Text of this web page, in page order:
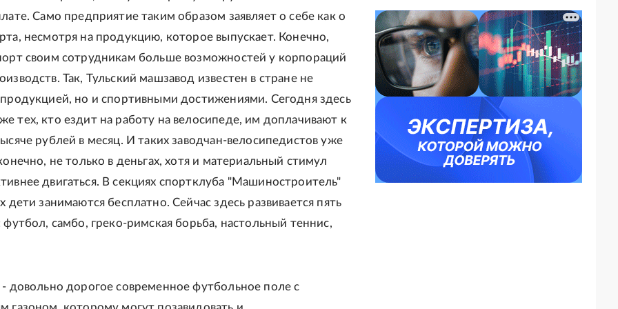
Само предприятие таким образом заявляет о себе как о
несмотря на продукцию, которое выпускает. Конечно,
своим сотрудникам больше возможностей у корпораций
Так, Тульский машзавод известен в стране не
но и спортивными достижениями. Сегодня здесь
тех, кто ездит на работу на велосипеде, им доплачивают к
рублей в месяц. И таких заводчан-велосипедистов уже
не только в деньгах, хотя и материальный стимул
двигаться. В секциях спортклуба "Машиностроитель"
дети занимаются бесплатно. Сейчас здесь развивается пять
футбол, самбо, греко-римская борьба, настольный теннис,
довольно дорогое современное футбольное поле с